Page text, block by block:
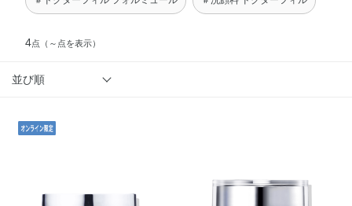
4点 （～点を表示）
並び順